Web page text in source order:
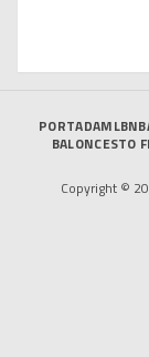
PORTADAMLB
BALONCESTO
Copyright ©